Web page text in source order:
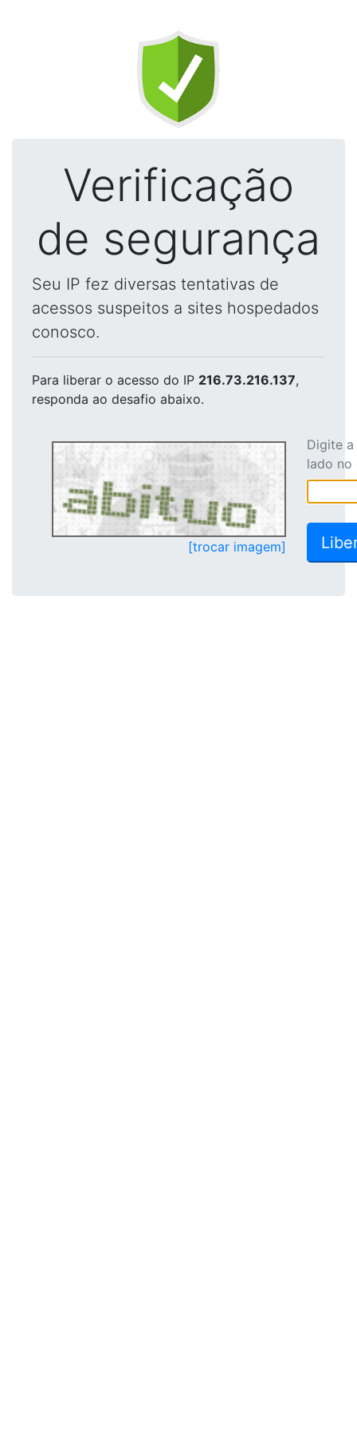
Verificação
de segurança
Seu IP fez diversas tentativas de
acessos suspeitos a sites hospedados
conosco.
Para liberar o acesso do IP 216.73.216.137,
responda ao desafio abaixo.
[trocar imagem]
Digite
lado no